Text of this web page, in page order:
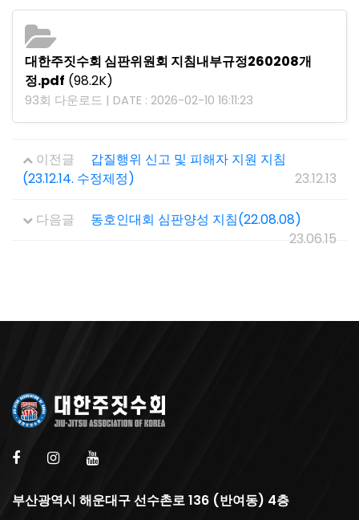
대한주짓수회 심판위원회 지침내부규정260208개
정.pdf (98.2K)
93회 다운로드 | DATE : 2026-02-10 16:11:23
이전글
갑질행위 신고 및 피해자 지원 지침
(23.12.14. 수정제정)
23.12.13
다음글
동호인대회 심판양성 지침(22.08.08)
23.06.15
부산광역시 해운대구 선수촌로 136 (반여동) 4층